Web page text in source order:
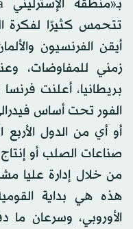
تتحمس كثيرًا لفكرة
أيقن الفرنسيون
زمني للمفاوضات،
بريطانيا، أعلنت
الفور تحت أساس
أو أي من الدول
صناعات الصلب أو
من خلال إدارة عليا
هذه هي بداية
الأوروبي، وسرعان